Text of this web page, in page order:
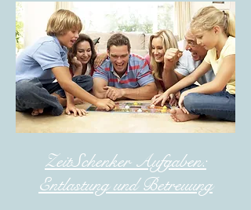
ZeitSchenker Aufgaben:
Entlastung und Betreuung